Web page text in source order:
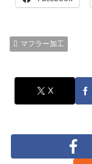
マフラー加工
X